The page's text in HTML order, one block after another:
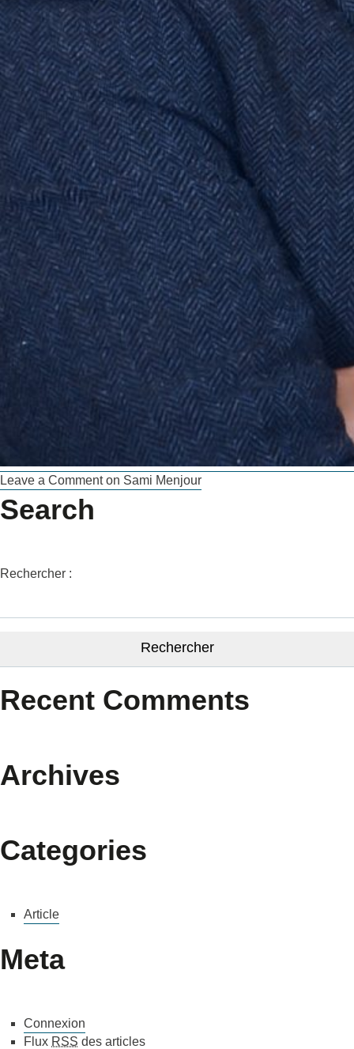
Leave a Commenton Sami Menjour
Search
Rechercher :
Recent Comments
Archives
Categories
Article
Meta
Connexion
Flux RSS des articles